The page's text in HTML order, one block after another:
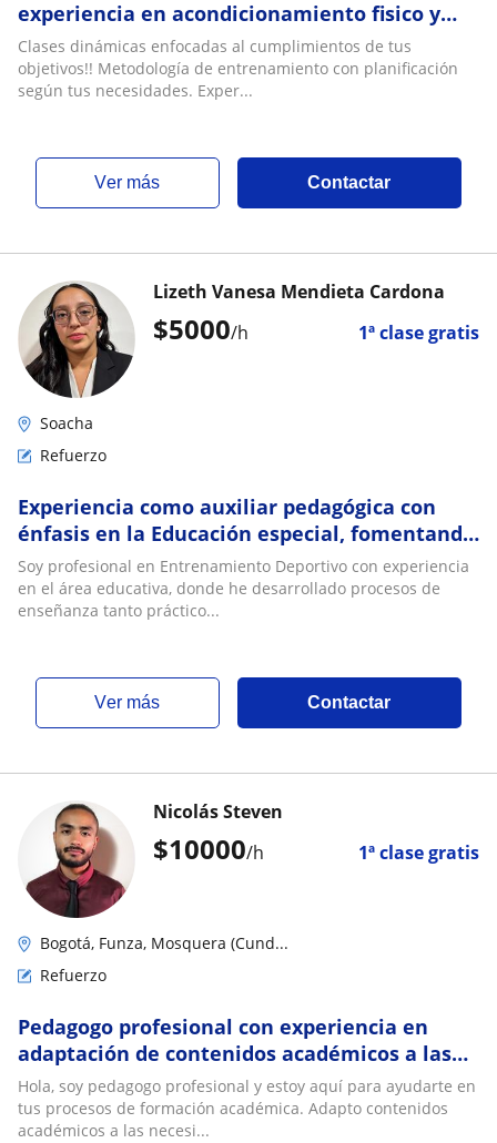
experiencia en acondicionamiento fisico y
entrenamiento deportivo
Clases dinámicas enfocadas al cumplimientos de tus
objetivos!! Metodología de entrenamiento con planificación
según tus necesidades. Exper...
ver más Contactar
$5000/h 1ª clase gratis
Lizeth Vanesa Mendieta Cardona
Soacha
Refuerzo
Experiencia como auxiliar pedagógica con
énfasis en la Educación especial, fomentando
las pautas y habilidades básicas
Soy profesional en Entrenamiento Deportivo con experiencia
en el área educativa, donde he desarrollado procesos de
enseñanza tanto práctico...
ver más Contactar
$10000/h 1ª clase gratis
Nicolás Steven
Bogotá, Funza, Mosquera (Cund...
Refuerzo
Pedagogo profesional con experiencia en
adaptación de contenidos académicos a las
necesidades educativas de jóvenes y niños
Hola, soy pedagogo profesional y estoy aquí para ayudarte en
tus procesos de formación académica. Adapto contenidos
académicos a las necesi...